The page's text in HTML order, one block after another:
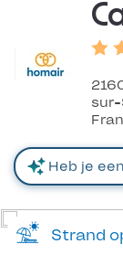
sur-
Strand